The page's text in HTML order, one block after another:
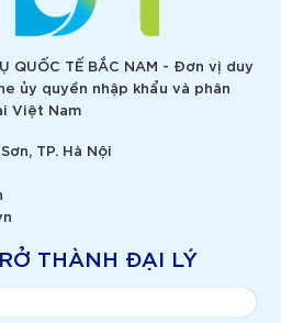
QUỐC TẾ BẮC NAM - Đơn vị duy
ủy quyền nhập khẩu và phân
Việt Nam
TP. Hà Nội
THÀNH ĐẠI LÝ